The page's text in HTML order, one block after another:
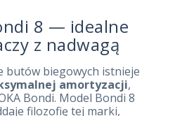
8 — idealne
z nadwagą
butów biegowych istnieje
amortyzacji,
Bondi. Model Bondi 8
filozofię tej marki,